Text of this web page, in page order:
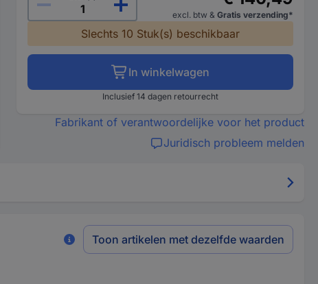
excl. btw & Gratis verzending*
Slechts 10 Stuk(s) beschikbaar
In winkelwagen
Inclusief 14 dagen retourrecht
Fabrikant of verantwoordelijke voor het product
Juridisch probleem melden
Toon artikelen met dezelfde waarden